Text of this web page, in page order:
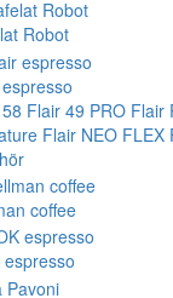
Robot
Flair 49 PRO Flair
Flair NEO FLEX
coffee
espresso